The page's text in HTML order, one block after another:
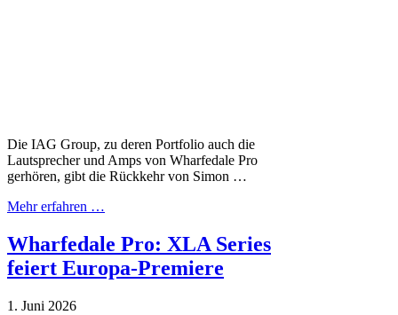
Die IAG Group, zu deren Portfolio auch die
Lautsprecher und Amps von Wharfedale Pro
gerhören, gibt die Rückkehr von Simon …
Mehr erfahren …
Wharfedale Pro: XLA Series
feiert Europa-Premiere
1. Juni 2026